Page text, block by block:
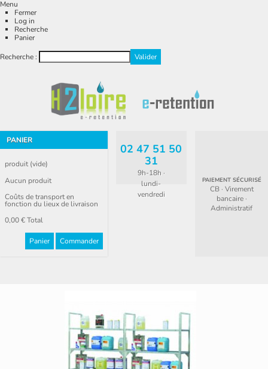
Menu
Fermer
Log in
Recherche
Panier
Recherche :
PANIER
produit (vide)
Aucun produit
Coûts de transport en
fonction du lieux de livraison
0,00 €Total
Panier Commander
02 47 51 50
31
9h-18h ·
lundi-
vendredi
PAIEMENT SÉCURISÉ
CB · Virement
bancaire ·
Administratif